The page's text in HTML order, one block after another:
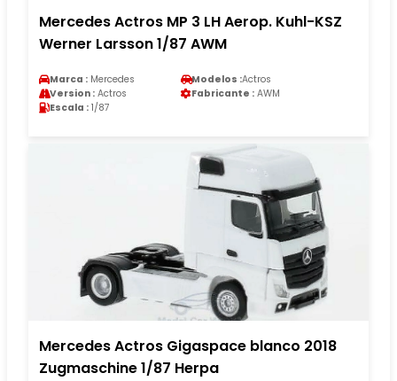
Mercedes Actros MP 3 LH Aerop. Kuhl-KSZ
Werner Larsson 1/87 AWM
Marca : Mercedes Modelos :Actros
Version : Actros Fabricante : AWM
Escala : 1/87
Mercedes Actros Gigaspace blanco 2018
Zugmaschine 1/87 Herpa